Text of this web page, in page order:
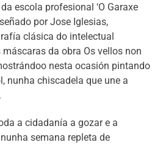
escola profesional ‘O Garaxe
por Jose Iglesias,
clásica do intelectual
da obra Os vellos non
nesta ocasión pintando
nunha chiscadela que une a
a cidadanía a gozar e a
semana repleta de